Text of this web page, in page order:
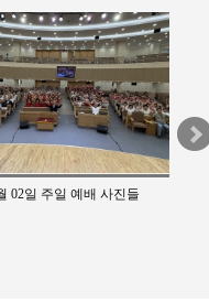
02일 주일 예배 사진들
배경희성도